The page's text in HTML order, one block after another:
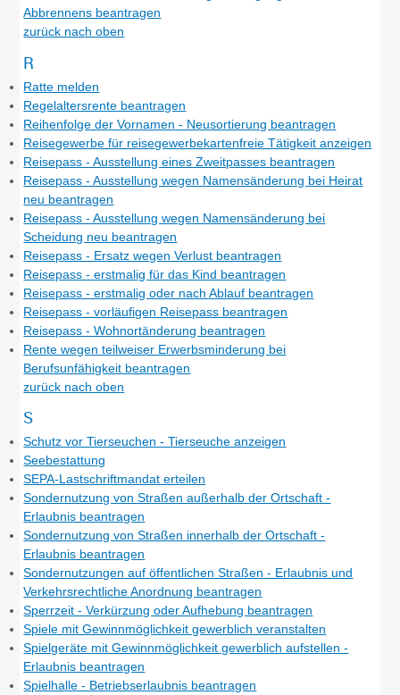
Abbrennens beantragen
zurück nach oben
R
Ratte melden
Regelaltersrente beantragen
Reihenfolge der Vornamen - Neusortierung beantragen
Reisegewerbe für reisegewerbekartenfreie Tätigkeit anzeigen
Reisepass - Ausstellung eines Zweitpasses beantragen
Reisepass - Ausstellung wegen Namensänderung bei Heirat
neu beantragen
Reisepass - Ausstellung wegen Namensänderung bei
Scheidung neu beantragen
Reisepass - Ersatz wegen Verlust beantragen
Reisepass - erstmalig für das Kind beantragen
Reisepass - erstmalig oder nach Ablauf beantragen
Reisepass - vorläufigen Reisepass beantragen
Reisepass - Wohnortänderung beantragen
Rente wegen teilweiser Erwerbsminderung bei
Berufsunfähigkeit beantragen
zurück nach oben
S
Schutz vor Tierseuchen - Tierseuche anzeigen
Seebestattung
SEPA-Lastschriftmandat erteilen
Sondernutzung von Straßen außerhalb der Ortschaft -
Erlaubnis beantragen
Sondernutzung von Straßen innerhalb der Ortschaft -
Erlaubnis beantragen
Sondernutzungen auf öffentlichen Straßen - Erlaubnis und
Verkehrsrechtliche Anordnung beantragen
Sperrzeit - Verkürzung oder Aufhebung beantragen
Spiele mit Gewinnmöglichkeit gewerblich veranstalten
Spielgeräte mit Gewinnmöglichkeit gewerblich aufstellen -
Erlaubnis beantragen
Spielhalle - Betriebserlaubnis beantragen